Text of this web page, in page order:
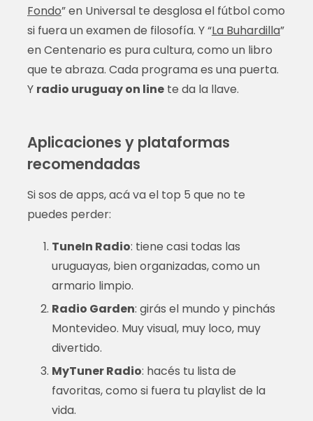
Fondo” en Universal te desglosa el fútbol como
si fuera un examen de filosofía. Y “La Buhardilla”
en Centenario es pura cultura, como un libro
que te abraza. Cada programa es una puerta.
Y radio uruguay on linete da la llave.
Aplicaciones y plataformas
recomendadas
Si sos de apps, acá va el top 5 que no te
puedes perder:
TuneIn Radio: tiene casi todas las
uruguayas, bien organizadas, como un
armario limpio.
Radio Garden: girás el mundo y pinchás
Montevideo. Muy visual, muy loco, muy
divertido.
MyTuner Radio: hacés tu lista de
favoritas, como si fuera tu playlist de la
vida.